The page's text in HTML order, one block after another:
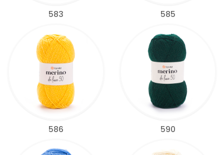
583 585
586 590